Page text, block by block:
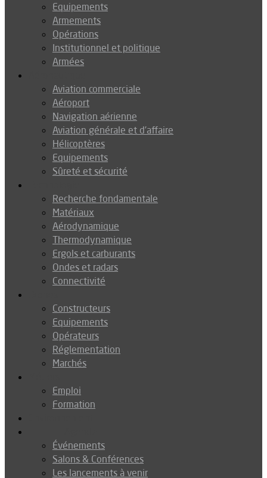
Equipements
Armements
Opérations
Institutionnel et politique
Armées
Aviation commerciale
Aéroport
Navigation aérienne
Aviation générale et d’affaire
Hélicoptères
Equipements
Sûreté et sécurité
Recherche fondamentale
Matériaux
Aérodynamique
Thermodynamique
Ergols et carburants
Ondes et radars
Connectivité
Constructeurs
Equipements
Opérateurs
Réglementation
Marchés
Emploi
Formation
Événements
Salons & Conférences
Les lancements à venir